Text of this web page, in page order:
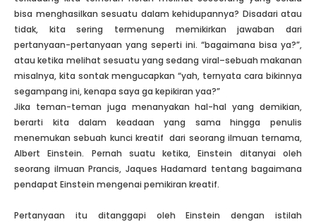
bisa menghasilkan sesuatu dalam kehidupannya? Disadari atau
tidak, kita sering termenung memikirkan jawaban dari
pertanyaan-pertanyaan yang seperti ini. “bagaimana bisa ya?”,
atau ketika melihat sesuatu yang sedang viral–sebuah makanan
misalnya, kita sontak mengucapkan “yah, ternyata cara bikinnya
segampang ini, kenapa saya ga kepikiran yaa?”
Jika teman-teman juga menanyakan hal-hal yang demikian,
berarti kita dalam keadaan yang sama hingga penulis
menemukan sebuah kunci kreatif dari seorang ilmuan ternama,
Albert Einstein. Pernah suatu ketika, Einstein ditanyai oleh
seorang ilmuan Prancis, Jaques Hadamard tentang bagaimana
pendapat Einstein mengenai pemikiran kreatif.
Pertanyaan itu ditanggapi oleh Einstein dengan istilah